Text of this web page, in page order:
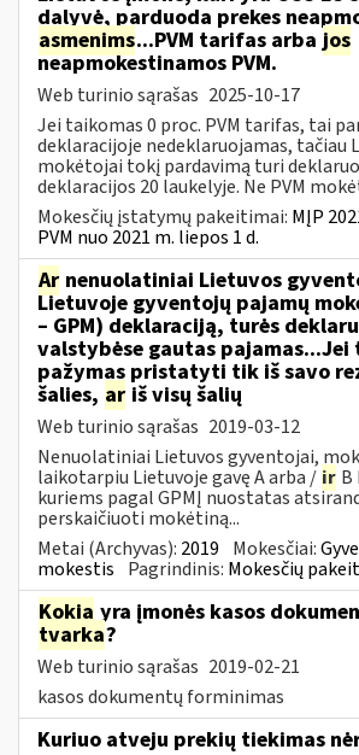
dalyvė, parduoda prekes
asmenims...PVM tarifas arba jos
neapmokestinamos PVM.
Web turinio sąrašas 2025-10-17
Jei taikomas 0 proc. PVM tarifas, tai
deklaracijoje nedeklaruojamas, tačiau
mokėtojai tokį pardavimą turi
deklaracijos 20 laukelyje. Ne PVM
Mokesčių įstatymų pakeitimai: MĮP
PVM nuo 2021 m. liepos 1 d.
Ar nenuolatiniai Lietuvos
Lietuvoje gyventojų pajamų
– GPM) deklaraciją, turės
valstybėse gautas
pažymas pristatyti tik iš savo
šalies, ar iš visų šalių
Web turinio sąrašas 2019-03-12
Nenuolatiniai Lietuvos gyventojai,
laikotarpiu Lietuvoje gavę A arba / ir B
kuriems pagal GPMĮ nuostatas
perskaičiuoti mokėtiną...
Metai (Archyvas): 2019 Mokesčiai:
mokestis Pagrindinis: Mokesčių
Kokia yra įmonės kasos
tvarka?
Web turinio sąrašas 2019-02-21
kasos dokumentų forminimas
Kuriuo atveju prekių tiekimas